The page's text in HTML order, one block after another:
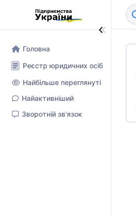
Головна
Реєстр юридичних осіб
Найбільше переглянуті
Найактивніший
Зворотній зв'язок